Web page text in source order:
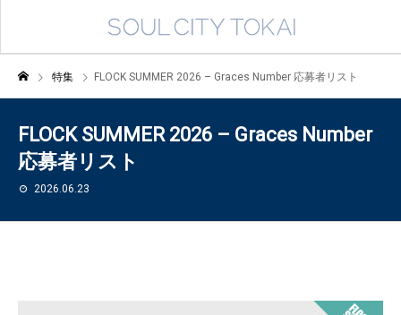
特集 FLOCK SUMMER 2026 – Graces Number 応募者リスト
FLOCK SUMMER 2026 – Graces Number
応募者リスト
2026.06.23